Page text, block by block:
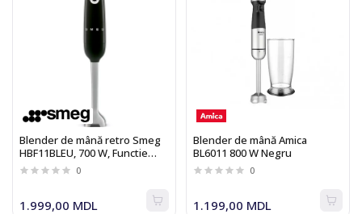
Blender de mână retro Smeg
HBF11BLEU, 700 W, Functie
Turbo, negru
0
1.999,00 MDL
Blender de mână Amica
BL6011 800 W Negru
0
1.199,00 MDL